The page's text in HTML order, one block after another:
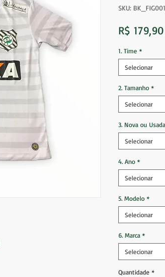
SKU: BK_FIG001
R$ 179,90
1. Time *
Selecionar
2. Tamanho *
Selecionar
3. Nova ou Usada
Selecionar
4. Ano *
Selecionar
5. Modelo *
Selecionar
6. Marca *
Selecionar
Quantidade *